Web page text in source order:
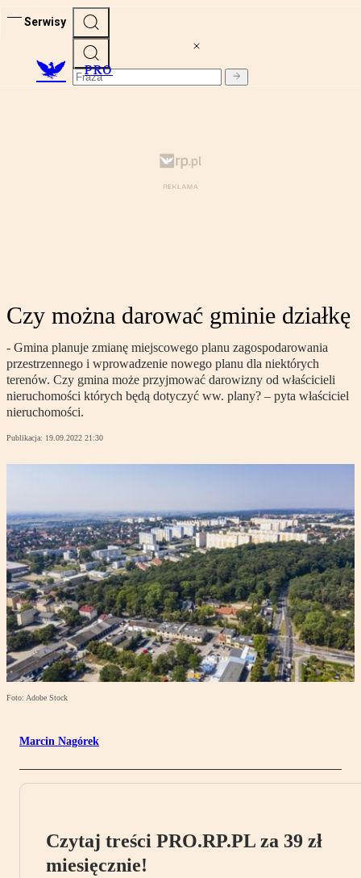
Serwisy
PRO
Czy można darować gminie działkę
- Gmina planuje zmianę miejscowego planu zagospodarowania
przestrzennego i wprowadzenie nowego planu dla niektórych
terenów. Czy gmina może przyjmować darowizny od właścicieli
nieruchomości których będą dotyczyć ww. plany? – pyta właściciel
nieruchomości.
Publikacja: 19.09.2022 21:30
Foto: Adobe Stock
Marcin Nagórek
Czytaj treści PRO.RP.PL za 39 zł
miesięcznie!